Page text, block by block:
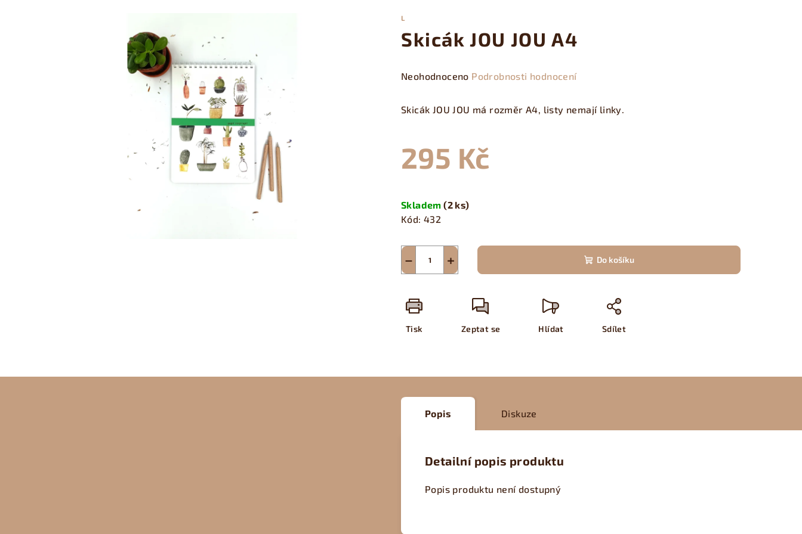
L
Skicák JOU JOU A4
Průměrné
produktu
z
5
Neohodnoceno Podrobnosti hodnocení
Skicák JOU JOU má rozměr A4, listy nemají linky.
295 Kč
cena:
Skladem(2 ks)
Kód: 432
+
− Do košíku
Tisk Zeptat se Hlídat Sdílet
Popis Diskuze
Detailní popis produktu
Popis produktu není dostupný